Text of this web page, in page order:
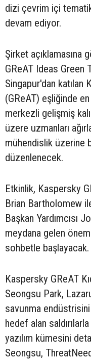
dizi çevrim içi
devam ediyor.
Şirket açıklamasına
GReAT Ideas Green
Singapur'dan katılan
(GReAT) eşliğinde
merkezli gelişmiş
üzere uzmanları
mühendislik üzerine
düzenlenecek.
Etkinlik, Kaspersky
Brian Bartholomew
Başkan Yardımcısı
meydana gelen
sohbetle başlayacak.
Kaspersky GReAT
Seongsu Park,
savunma endüstrisini
hedef alan
yazılım kümesini
Seongsu,